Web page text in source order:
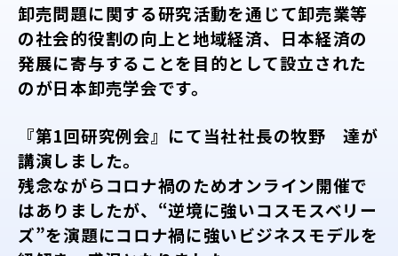
卸売問題に関する研究活動を通じて卸売業等
の社会的役割の向上と地域経済、日本経済の
発展に寄与することを目的として設立された
のが日本卸売学会です。
『第1回研究例会』にて当社社長の牧野 達が
講演しました。
残念ながらコロナ禍のためオンライン開催で
はありましたが、“逆境に強いコスモスベリー
ズ”を演題にコロナ禍に強いビジネスモデルを